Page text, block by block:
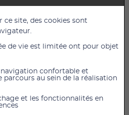
essentielles
50,40 € TTC
ce site, des cookies sont
de vie est limitée ont pour objet
confortable et
au sein de la réalisation
et les fonctionnalités en